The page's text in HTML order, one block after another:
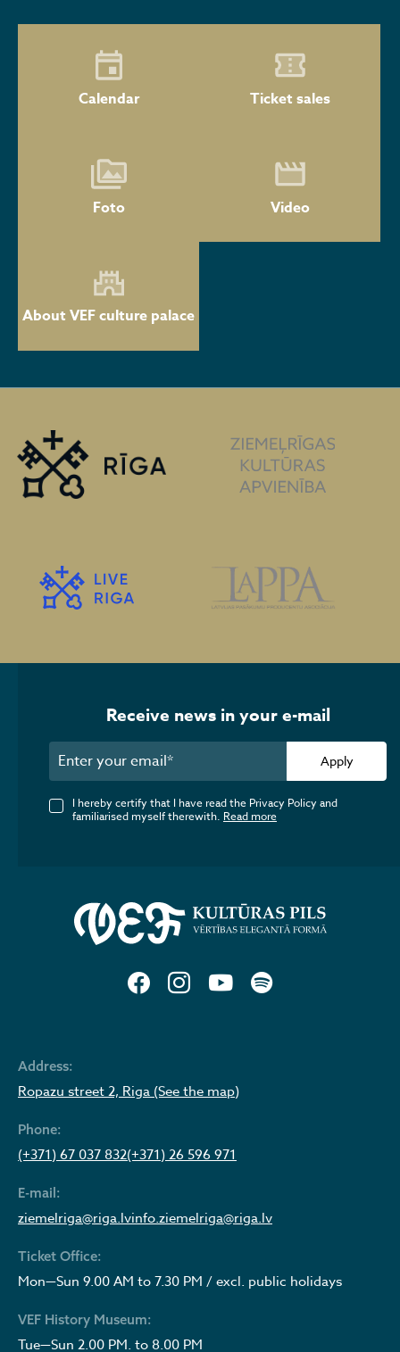
Calendar Ticket sales
Foto Video
About VEF culture palace
Address:
Ropazu street 2, Riga (See the map)
Phone:
(+371) 67 037 832(+371) 26 596 971
E-mail:
ziemelriga@riga.lvinfo.ziemelriga@riga.lv
Ticket Office:
Mon—Sun 9.00 AM to 7.30 PM / excl. public holidays
VEF History Museum:
Tue—Sun 2.00 PM. to 8.00 PM
Receive news in your e-mail
Apply
I hereby certify that I have read the Privacy Policy and
familiarised myself therewith. Read more